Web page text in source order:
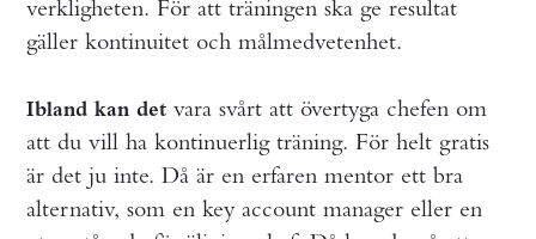
verkligheten. För att träningen ska ge resultat
gäller kontinuitet och målmedvetenhet.
Ibland kan det vara svårt att övertyga chefen om
att du vill ha kontinuerlig träning. För helt gratis
är det ju inte. Då är en erfaren mentor ett bra
alternativ, som en key account manager eller en